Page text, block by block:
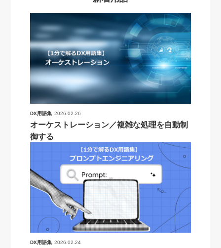
DX用語集 2026.02.26
オーケストレーション／複雑な処理を自動制
御する
DX用語集 2026.02.24